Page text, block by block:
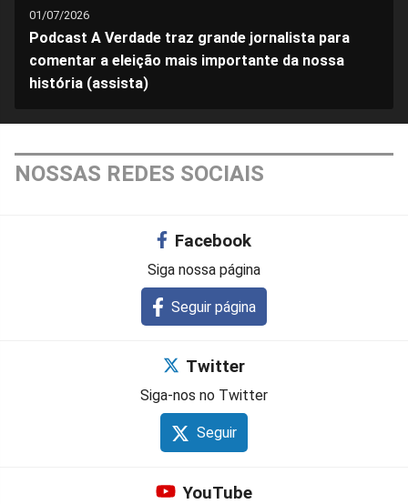
01/07/2026
Podcast A Verdade traz grande jornalista para
comentar a eleição mais importante da nossa
história (assista)
NOSSAS REDES SOCIAIS
Facebook
Siga nossa página
Seguir página
Twitter
Siga-nos no Twitter
Seguir
YouTube